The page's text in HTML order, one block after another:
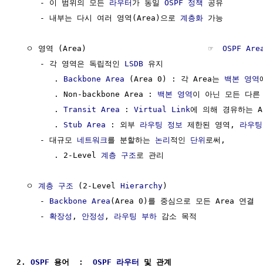
     - 이 범위의 모든
라우터 가 동일 OSPF 정책
공유
     - 내부는 다시 여러 영역(Area)으로
계층화 가능
  ㅇ 영역 (Area)                          ☞
OSPF
     - 각 영역은 독립적인
LSDB 유지
        .
Backbone Area (Area 0) : 각 Area는 백본 영역
        . Non-backbone Area :
백본 영역 이 아닌 모든 다른
        .
Transit Area : Virtual Link에 의해 경유하는
        .
Stub Area : 외부 라우팅 정보 제한된 영역, 라우
     - 대규모
네트워크 를 분할하는 논리 적인 단위 로써,
        . 2-Level
계층 구조 로 관리
  ㅇ
계층 구조 (2-Level Hierarchy)
     -
Backbone Area (Area 0)를 중심으로 모든 Area 연결
     -
확장성 , 안정성 , 라우팅 부하 감소 목적
2. OSPF 용어  : OSPF 라우터 및 관계